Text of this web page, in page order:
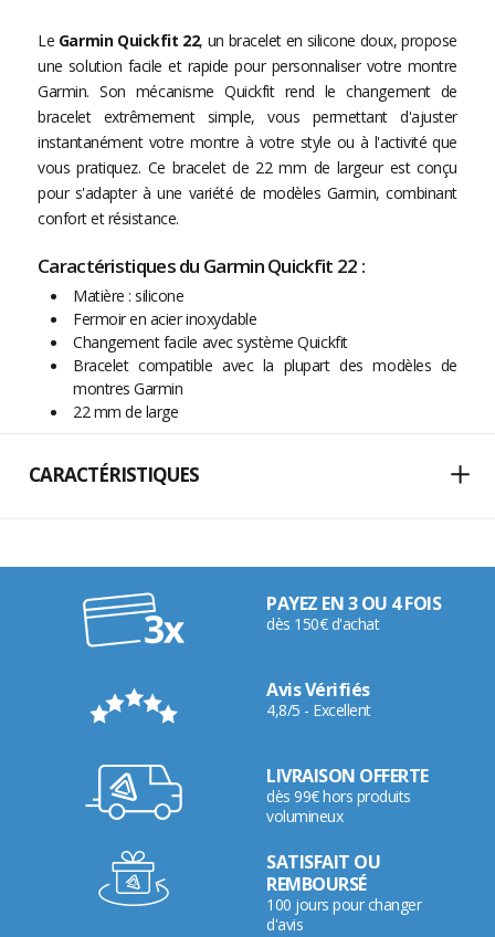
Le Garmin Quickfit 22, un bracelet en silicone doux, propose
une solution facile et rapide pour personnaliser votre montre
Garmin. Son mécanisme Quickfit rend le changement de
bracelet extrêmement simple, vous permettant d'ajuster
instantanément votre montre à votre style ou à l'activité que
vous pratiquez. Ce bracelet de 22 mm de largeur est conçu
pour s'adapter à une variété de modèles Garmin, combinant
confort et résistance.
Caractéristiques du Garmin Quickfit 22 :
Matière : silicone
Fermoir en acier inoxydable
Changement facile avec système Quickfit
Bracelet compatible avec la plupart des modèles de
montres Garmin
22 mm de large
CARACTÉRISTIQUES
PAYEZ EN 3 OU 4 FOIS
dès 150€ d'achat
Avis Vérifiés
4,8/5 - Excellent
LIVRAISON OFFERTE
dès 99€ hors produits
volumineux
SATISFAIT OU
REMBOURSÉ
100 jours pour changer
d'avis